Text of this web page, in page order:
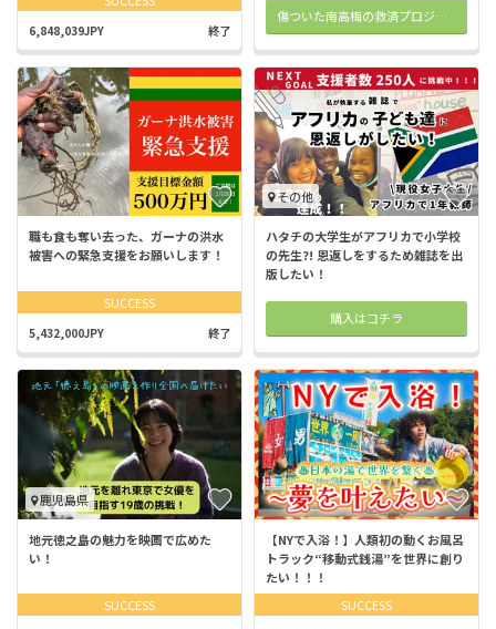
6,848,039JPY 終了
傷ついた南高梅の救済プロジェクト
職も食も奪い去った、ガーナの洪水
被害への緊急支援をお願いします！
SUCCESS
5,432,000JPY 終了
その他
ハタチの大学生がアフリカで小学校
の先生?! 恩返しをするため雑誌を出
版したい！
購入はコチラ
鹿児島県
地元徳之島の魅力を映画で広めた
い！
SUCCESS
【NYで入浴！】人類初の動くお風呂
トラック“移動式銭湯”を世界に創り
たい！！！
SUCCESS